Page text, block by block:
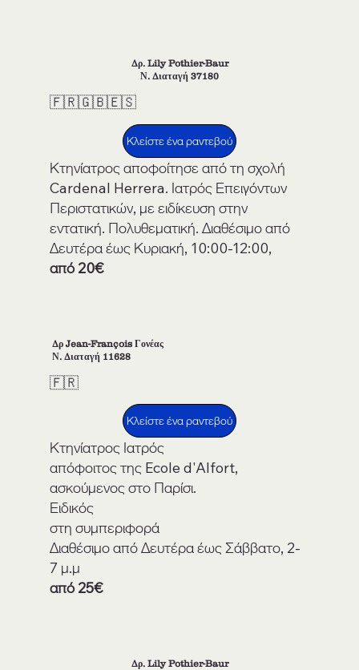
Δρ. Lily Pothier-Baur
Ν. Διαταγή 37180
🇫🇷🇬🇧🇪🇸
Κλείστε ένα ραντεβού
Κτηνίατρος αποφοίτησε από τη σχολή
Cardenal Herrera. Ιατρός Επειγόντων
Περιστατικών, με ειδίκευση στην
εντατική. Πολυθεματική. Διαθέσιμο από
Δευτέρα έως Κυριακή, 10:00-12:00,
από 20€
Δρ Jean-François Γονέας
Ν. Διαταγή 11628
🇫🇷
Κλείστε ένα ραντεβού
Κτηνίατρος Ιατρός
απόφοιτος της Ecole d'Alfort,
ασκούμενος στο Παρίσι.
Ειδικός
στη συμπεριφορά
Διαθέσιμο από Δευτέρα έως Σάββατο, 2-
7 μ.μ
από 25€
Δρ. Lily Pothier-Baur